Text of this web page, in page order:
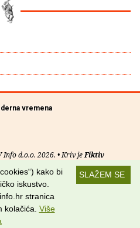
vremena
d.o.o. 2026. • Kriv jeFiktiv
korištenja•RSS kanali
nas na:
SLAŽEM SE
kako bi
iskustvo.
stranica
kolačića. Više